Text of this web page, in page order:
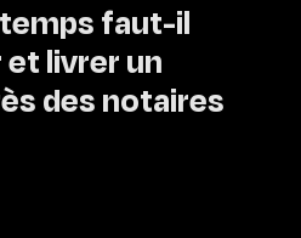
faut-il
livrer un
des notaires